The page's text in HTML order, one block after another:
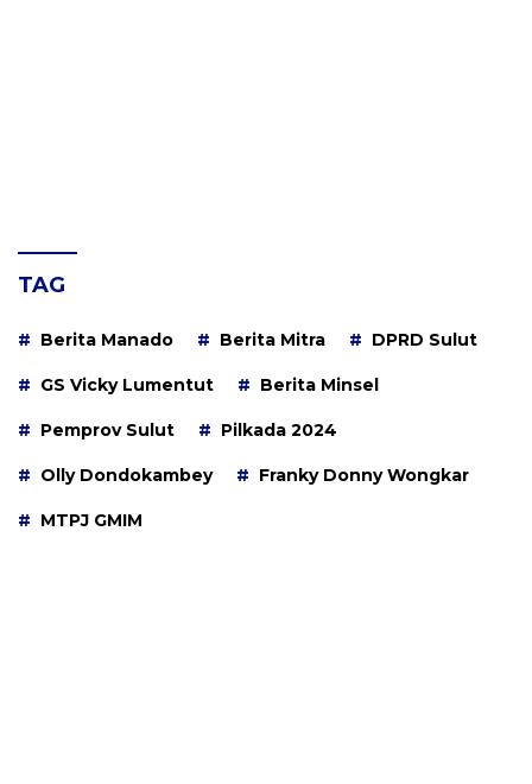
TAG
Berita Manado Berita Mitra DPRD Sulut
GS Vicky Lumentut Berita Minsel
Pemprov Sulut Pilkada 2024
Olly Dondokambey Franky Donny Wongkar
MTPJ GMIM